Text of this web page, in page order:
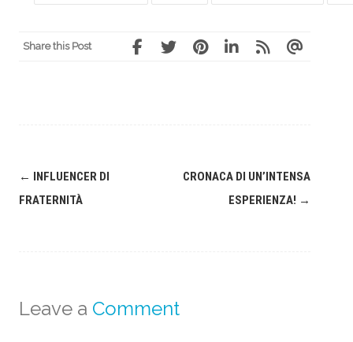
Share this Post
Post
navigation
←
INFLUENCER DI
FRATERNITÀ
CRONACA DI UN’INTENSA
ESPERIENZA! →
Leave a Comment